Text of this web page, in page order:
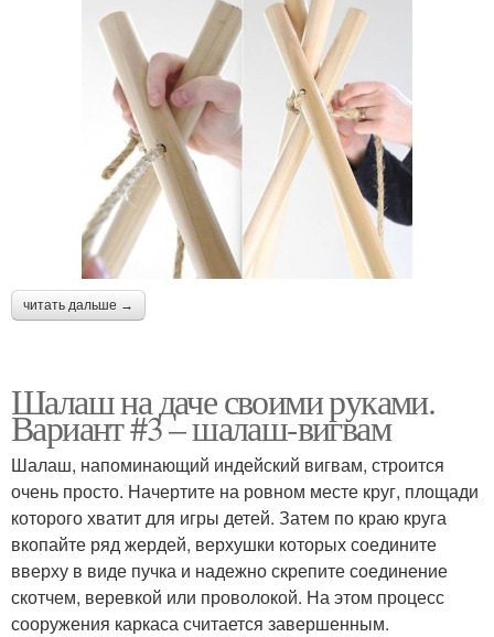
читать дальше →
Шалаш на даче своими руками.
Вариант #3 – шалаш-вигвам
Шалаш, напоминающий индейский вигвам, строится
очень просто. Начертите на ровном месте круг, площади
которого хватит для игры детей. Затем по краю круга
вкопайте ряд жердей, верхушки которых соедините
вверху в виде пучка и надежно скрепите соединение
скотчем, веревкой или проволокой. На этом процесс
сооружения каркаса считается завершенным.